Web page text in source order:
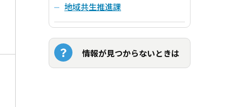
地域共生推進課
情報が見つからないときは